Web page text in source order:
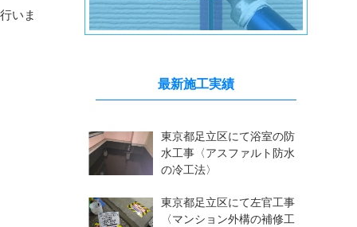
いま
最新施工実績
東京都足立区にて浴室の防
水工事〈アスファルト防水
の冷工法〉
東京都足立区にて左官工事
〈マンション外構の補修工